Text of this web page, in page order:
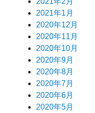
2021年1月
2020年12月
2020年11月
2020年10月
2020年9月
2020年8月
2020年7月
2020年6月
2020年5月